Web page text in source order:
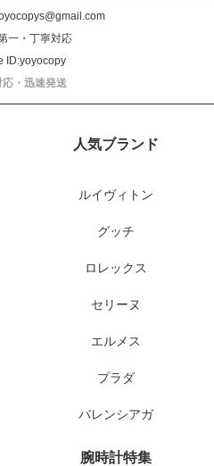
一・丁寧対応
ID:yoyocopy
応・迅速発送
人気ブランド
ルイヴィトン
グッチ
ロレックス
セリーヌ
エルメス
プラダ
バレンシアガ
腕時計特集